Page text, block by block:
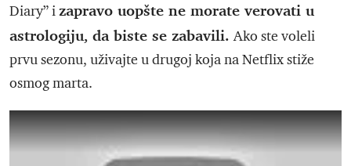
Diary” izapravo uopšte ne morate verovati u
astrologiju, da biste se zabavili.Ako ste voleli
prvu sezonu, uživajte u drugoj koja na Netflix stiže
osmog marta.